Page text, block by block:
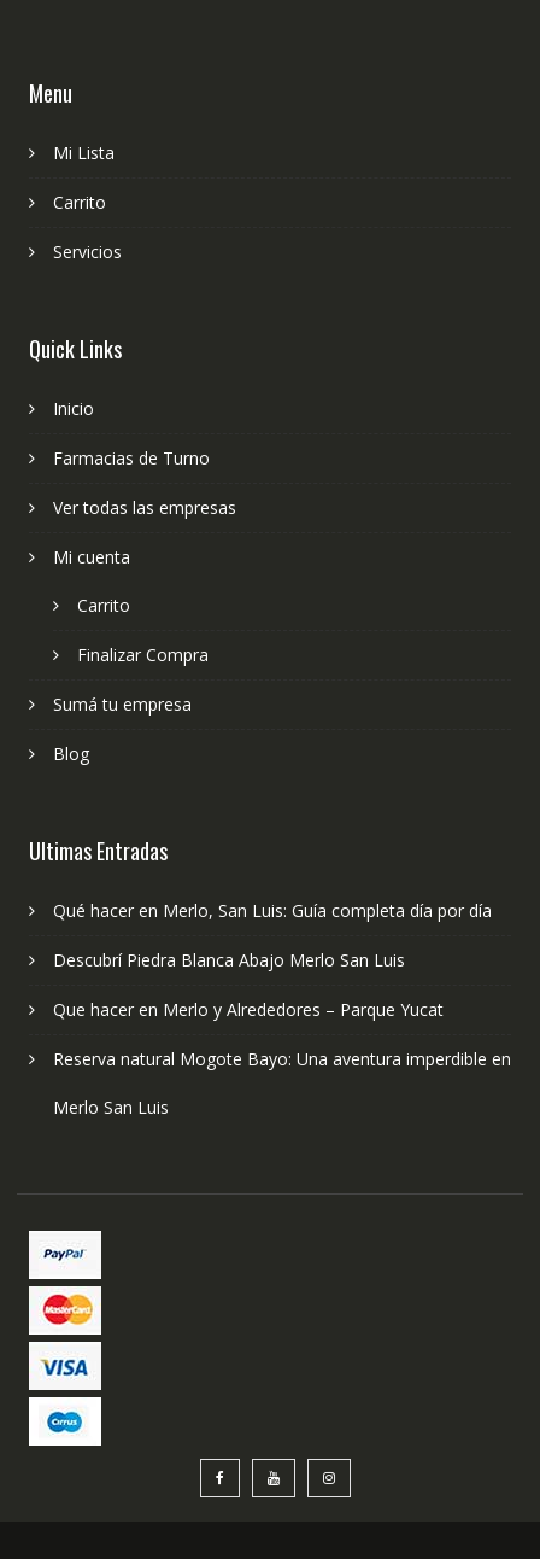
Menu
Mi Lista
Carrito
Servicios
Quick Links
Inicio
Farmacias de Turno
Ver todas las empresas
Mi cuenta
Carrito
Finalizar Compra
Sumá tu empresa
Blog
Ultimas Entradas
Qué hacer en Merlo, San Luis: Guía completa día por día
Descubrí Piedra Blanca Abajo Merlo San Luis
Que hacer en Merlo y Alrededores – Parque Yucat
Reserva natural Mogote Bayo: Una aventura imperdible en
Merlo San Luis